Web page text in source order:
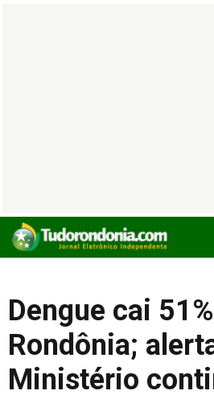
Dengue cai
Rondônia;
Ministério